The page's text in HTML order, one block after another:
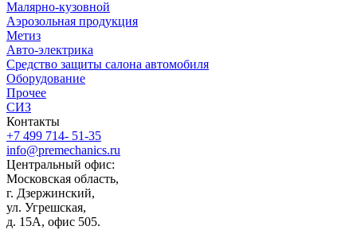
Малярно-кузовной
Аэрозольная продукция
Метиз
Авто-электрика
Средство защиты салона автомобиля
Оборудование
Прочее
СИЗ
Контакты
+7 499 714- 51-35
info@premechanics.ru
Центральный офис:
Московская область,
г. Дзержинский,
ул. Угрешская,
д. 15А, офис 505.